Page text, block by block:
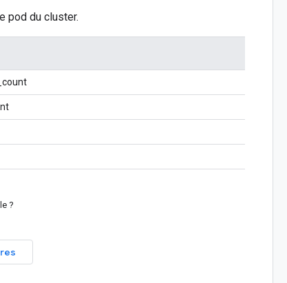
pod du cluster.
?